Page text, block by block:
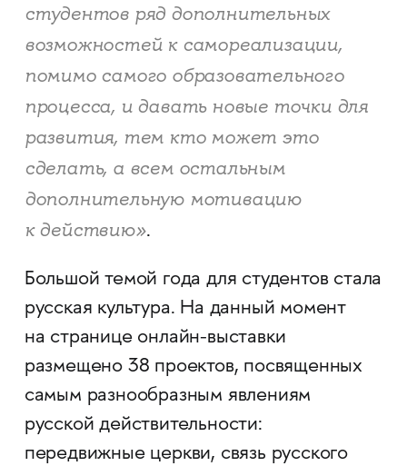
студентов ряд дополнительных
возможностей к самореализации,
помимо самого образовательного
процесса, и давать новые точки для
развития, тем кто может это
сделать, а всем остальным
дополнительную мотивацию
к действию».
Большой темой года для студентов стала
русская культура. На данный момент
на странице онлайн-выставки
размещено 38 проектов, посвященных
самым разнообразным явлениям
русской действительности:
передвижные церкви, связь русского